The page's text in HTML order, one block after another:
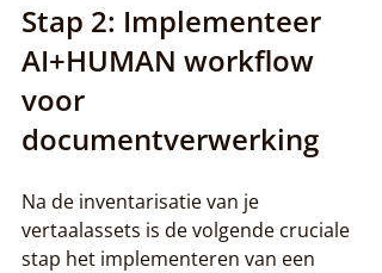
Stap 2: Implementeer
AI+HUMAN workflow
voor
documentverwerking
Na de inventarisatie van je
vertaalassets is de volgende cruciale
stap het implementeren van een